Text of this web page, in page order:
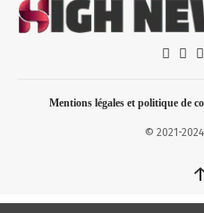
© 2021-
Mentions légales et politique de